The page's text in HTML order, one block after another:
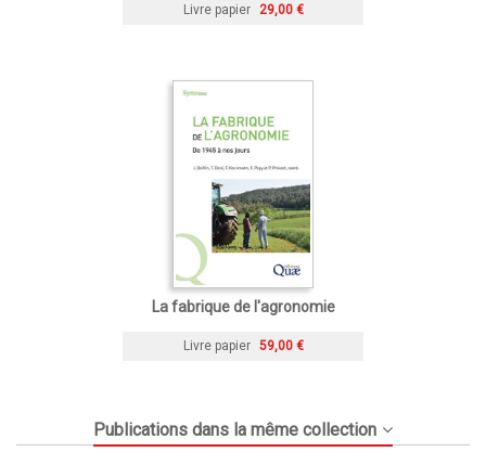
Livre papier 29,00 €
La fabrique de l'agronomie
Livre papier 59,00 €
Publications dans la même collection